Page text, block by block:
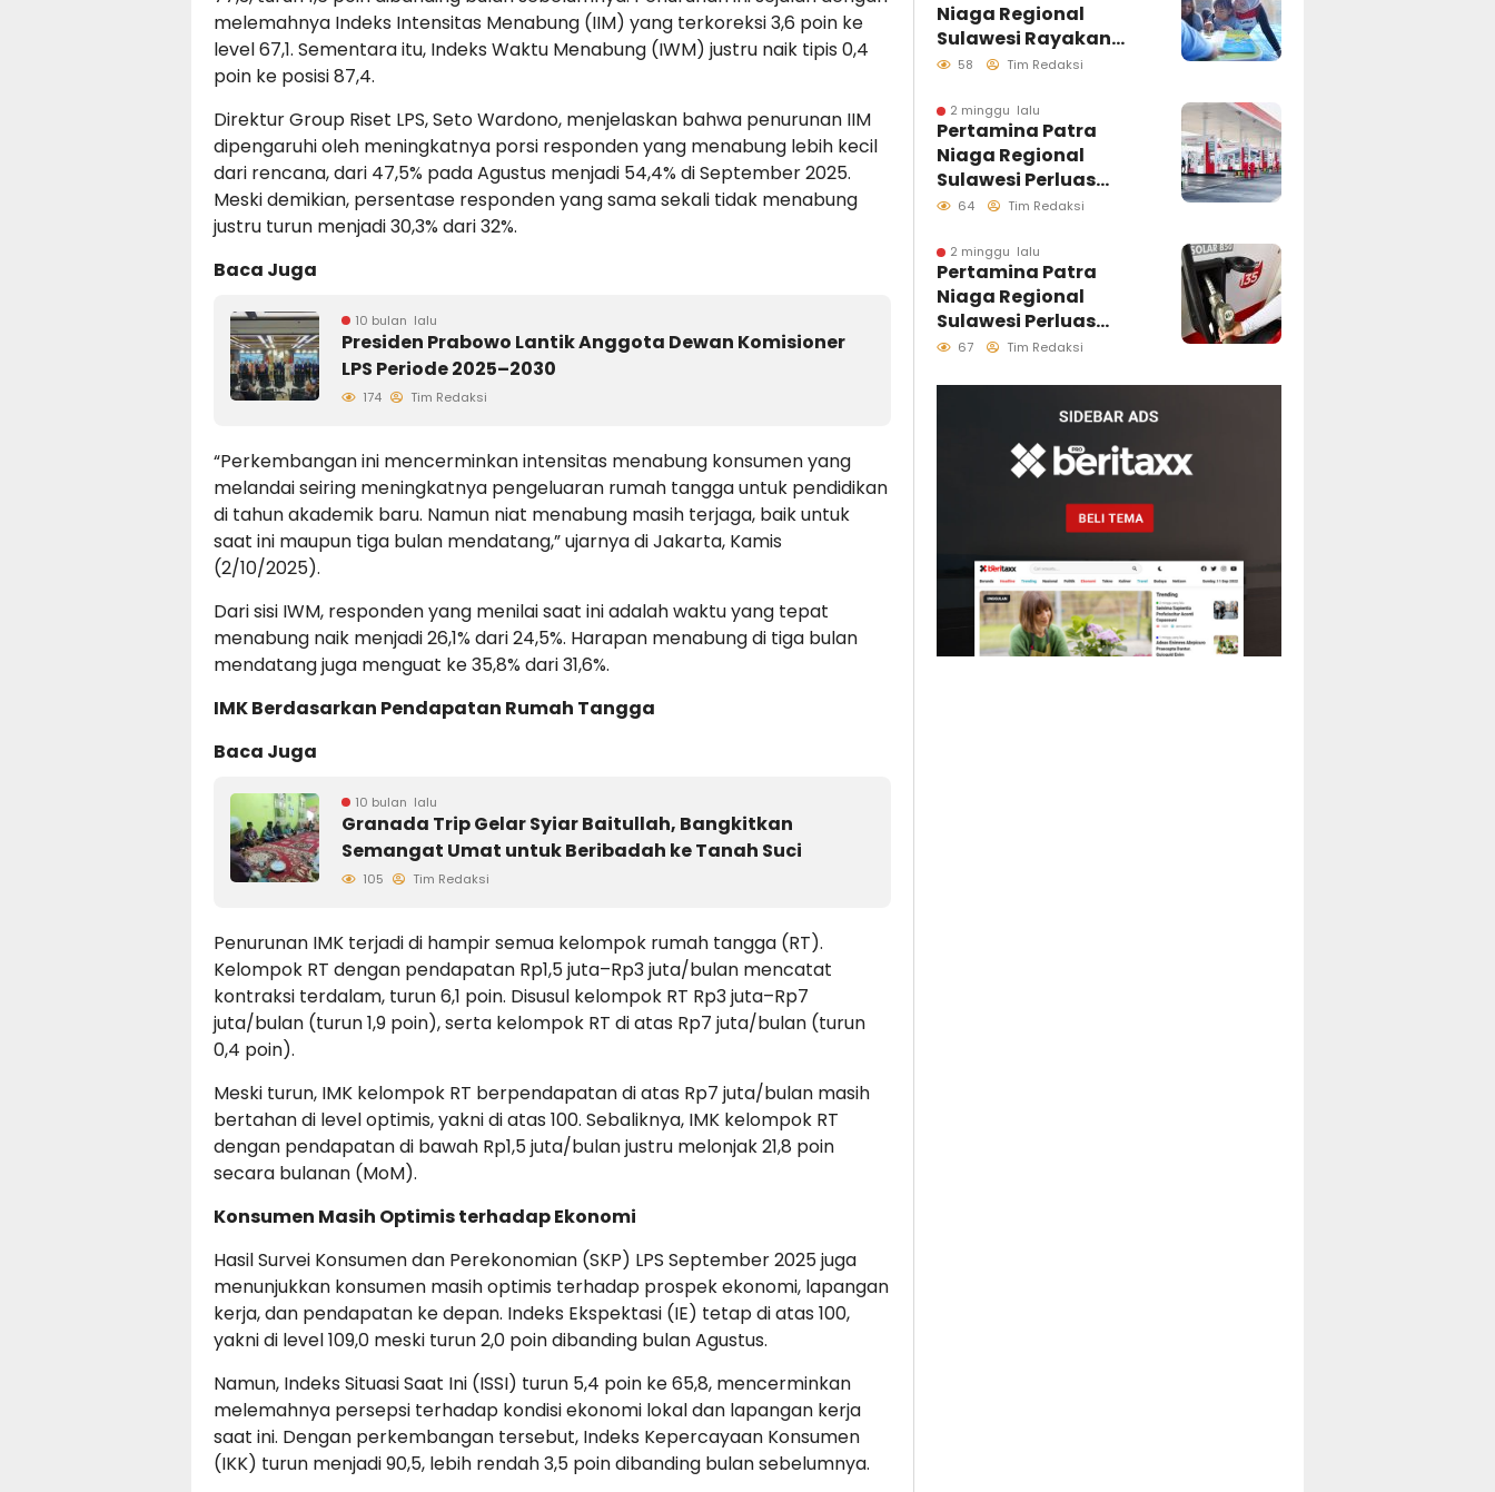
melemahnya Indeks Intensitas Menabung (IIM) yang terkoreksi 3,6 poin ke
level 67,1. Sementara itu, Indeks Waktu Menabung (IWM) justru naik tipis 0,4
poin ke posisi 87,4.
Direktur Group Riset LPS, Seto Wardono, menjelaskan bahwa penurunan IIM
dipengaruhi oleh meningkatnya porsi responden yang menabung lebih kecil
dari rencana, dari 47,5% pada Agustus menjadi 54,4% di September 2025.
Meski demikian, persentase responden yang sama sekali tidak menabung
justru turun menjadi 30,3% dari 32%.
Baca Juga
10 bulan lalu
Presiden Prabowo Lantik Anggota Dewan Komisioner
LPS Periode 2025–2030
174 Tim Redaksi
“Perkembangan ini mencerminkan intensitas menabung konsumen yang
melandai seiring meningkatnya pengeluaran rumah tangga untuk pendidikan
di tahun akademik baru. Namun niat menabung masih terjaga, baik untuk
saat ini maupun tiga bulan mendatang,” ujarnya di Jakarta, Kamis
(2/10/2025).
Dari sisi IWM, responden yang menilai saat ini adalah waktu yang tepat
menabung naik menjadi 26,1% dari 24,5%. Harapan menabung di tiga bulan
mendatang juga menguat ke 35,8% dari 31,6%.
IMK Berdasarkan Pendapatan Rumah Tangga
Baca Juga
10 bulan lalu
Granada Trip Gelar Syiar Baitullah, Bangkitkan
Semangat Umat untuk Beribadah ke Tanah Suci
105 Tim Redaksi
Penurunan IMK terjadi di hampir semua kelompok rumah tangga (RT).
Kelompok RT dengan pendapatan Rp1,5 juta–Rp3 juta/bulan mencatat
kontraksi terdalam, turun 6,1 poin. Disusul kelompok RT Rp3 juta–Rp7
juta/bulan (turun 1,9 poin), serta kelompok RT di atas Rp7 juta/bulan (turun
0,4 poin).
Meski turun, IMK kelompok RT berpendapatan di atas Rp7 juta/bulan masih
bertahan di level optimis, yakni di atas 100. Sebaliknya, IMK kelompok RT
dengan pendapatan di bawah Rp1,5 juta/bulan justru melonjak 21,8 poin
secara bulanan (MoM).
Konsumen Masih Optimis terhadap Ekonomi
Hasil Survei Konsumen dan Perekonomian (SKP) LPS September 2025 juga
menunjukkan konsumen masih optimis terhadap prospek ekonomi, lapangan
kerja, dan pendapatan ke depan. Indeks Ekspektasi (IE) tetap di atas 100,
yakni di level 109,0 meski turun 2,0 poin dibanding bulan Agustus.
Namun, Indeks Situasi Saat Ini (ISSI) turun 5,4 poin ke 65,8, mencerminkan
melemahnya persepsi terhadap kondisi ekonomi lokal dan lapangan kerja
saat ini. Dengan perkembangan tersebut, Indeks Kepercayaan Konsumen
(IKK) turun menjadi 90,5, lebih rendah 3,5 poin dibanding bulan sebelumnya.
Sulawesi
Niaga Regional
Sulawesi Rayakan
Hari Anak Nasional
Pesisir, Ruang
Tumbuh Generasi
Penjaga Pesisir
58 Tim Redaksi
2 minggu lalu
Pertamina Patra
Niaga Regional
Sulawesi Perluas
Penyaluran Biosolar
457 SPBU
64 Tim Redaksi
2 minggu lalu
Pertamina Patra
Niaga Regional
Sulawesi Perluas
Penyaluran Biosolar
67 Tim Redaksi